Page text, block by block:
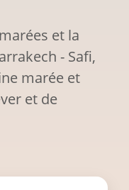
et la
- Safi,
marée et
et de